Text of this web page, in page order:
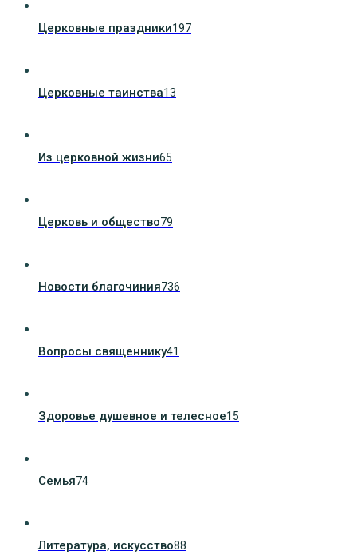
Церковные праздники197
Церковные таинства13
Из церковной жизни65
Церковь и общество79
Новости благочиния736
Вопросы священнику41
Здоровье душевное и телесное15
Семья74
Литература, искуcство88